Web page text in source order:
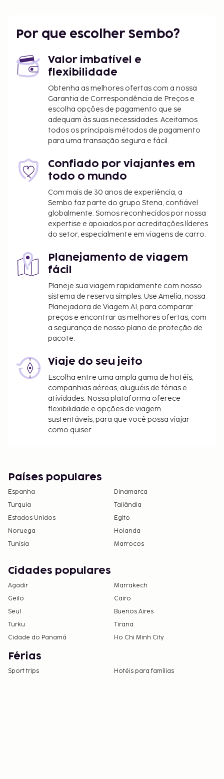
várias atividades recreativas do local, incluindo uma
piscina exterior sazonal, ou aprecie soberbas vistas
Wi-fi grátis e de apoio para excursões/compra de
bilhetes. RCN Domaine de la Noguière dispõe de
snack-bar/pastelaria. Termine o dia com uma
bebida refrescante no bar junto à piscina.
O alojamento irá solicitar-lhe o pagamento dos
seguintes custos. Podem incluir os impostos
aplicáveis:
noite. Este imposto não é aplicado a crianças
com menos de 18 anos.
Incluímos todas as taxas que o alojamento nos
comunicou.
Estadia de animais de estimação: 7 EUR por
animal, por noite + 60 EUR (taxa de limpeza
única)
Os animais de serviço estão isentos de taxas
Taxa de cadeira para bebés: 6 EUR por estadia
Taxa de utilização de toalhas: 8 EUR por pessoa,
por estadia. Em alternativa, os clientes podem
trazer as suas de casa.
A lista anterior pode não estar completa. As taxas e
os depósitos podem não incluir impostos e estão
sujeitos a alterações.
Devido às regulamentações nacionais, as
transações em numerário neste alojamento
não poderão exceder 1000 EUR. Para mais
informações, contacte o alojamento através
dos dados que constam na confirmação de
reserva.
apenas em quartos específicos (a estadia está
sujeita a custos adicionais, discriminados na
secção "Taxas"). Os clientes podem solicitar um
destes quartos contactando o alojamento
diretamente, utilizando as informações de
contacto que constam na sua confirmação de
Por que escolher Sembo?
Valor imbatível e
flexibilidade
Obtenha as melhores ofertas com a nossa
Garantia de Correspondência de Preços e
escolha opções de pagamento que se
adequam às suas necessidades. Aceitamos
todos os principais métodos de pagamento
para uma transação segura e fácil.
Confiado por viajantes em
todo o mundo
Com mais de 30 anos de experiência, a
Sembo faz parte do grupo Stena, confiável
globalmente. Somos reconhecidos por nossa
expertise e apoiados por acreditações líderes
do setor, especialmente em viagens de carro.
Planejamento de viagem
fácil
Planeje sua viagem rapidamente com nosso
sistema de reserva simples. Use Amelia, nossa
Planejadora de Viagem AI, para comparar
preços e encontrar as melhores ofertas, com
a segurança de nosso plano de proteção de
pacote.
Viaje do seu jeito
Escolha entre uma ampla gama de hotéis,
companhias aéreas, aluguéis de férias e
atividades. Nossa plataforma oferece
flexibilidade e opções de viagem
sustentáveis, para que você possa viajar
como quiser.
Países populares
Espanha
Dinamarca
Turquia
Tailândia
Estados Unidos
Egito
Noruega
Holanda
Tunísia
Marrocos
Cidades populares
Agadir
Marrakech
Geilo
Cairo
Seul
Buenos Aires
Turku
Tirana
Cidade do Panamá
Ho Chi Minh City
Férias
Sport trips Hotéis para famílias